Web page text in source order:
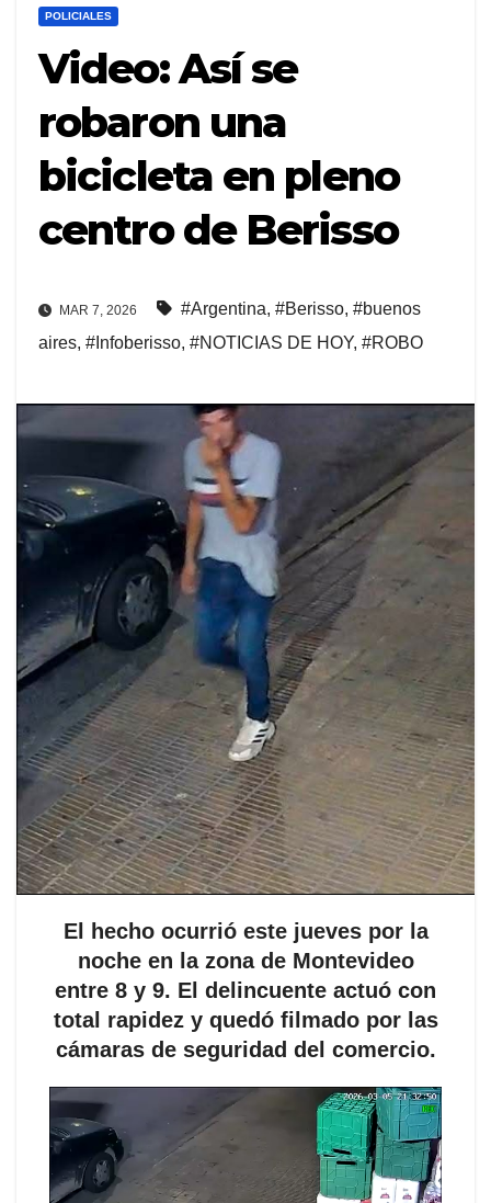
POLICIALES
Video: Así se
robaron una
bicicleta en pleno
centro de Berisso
MAR 7, 2026 #Argentina, #Berisso, #buenos
aires, #Infoberisso, #NOTICIAS DE HOY, #ROBO
El hecho ocurrió este jueves por la
noche en la zona de Montevideo
entre 8 y 9. El delincuente actuó con
total rapidez y quedó filmado por las
cámaras de seguridad del comercio.